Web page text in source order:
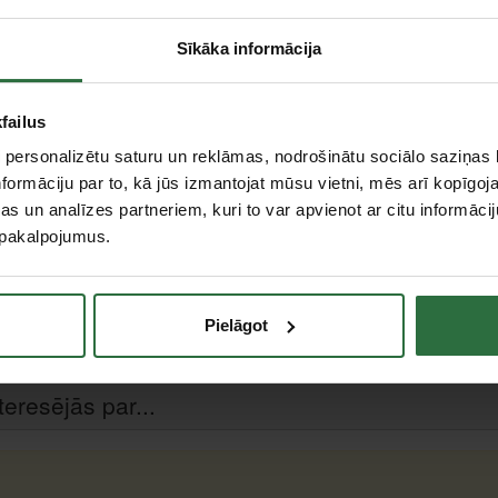
Sīkāka informācija
saturu un reklāmas, nodrošinātu sociālo
par to, kā jūs izmantojat mūsu vietni, mēs arī
un analīzes partneriem, kuri to var apvienot ar citu
Pielāgot
Citas noliktavas, (uzzināt vairāk šeit, )
Apraksts
Mērīšanas elements tiek noslogots tikai tad,
jutīgos komponentus aizsargā izturīgs korpuss.
eļļas, benzīna, bremžu šķidruma iedarbību.
virzienā pēc iesprakšķēšanās neiedarbojas uz
neizārdot, ar Torque Tester Nr. 7707 W vai
par...